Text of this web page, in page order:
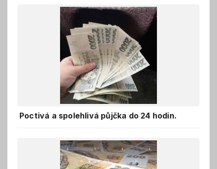
Poctivá a spolehlivá půjčka do 24 hodin.